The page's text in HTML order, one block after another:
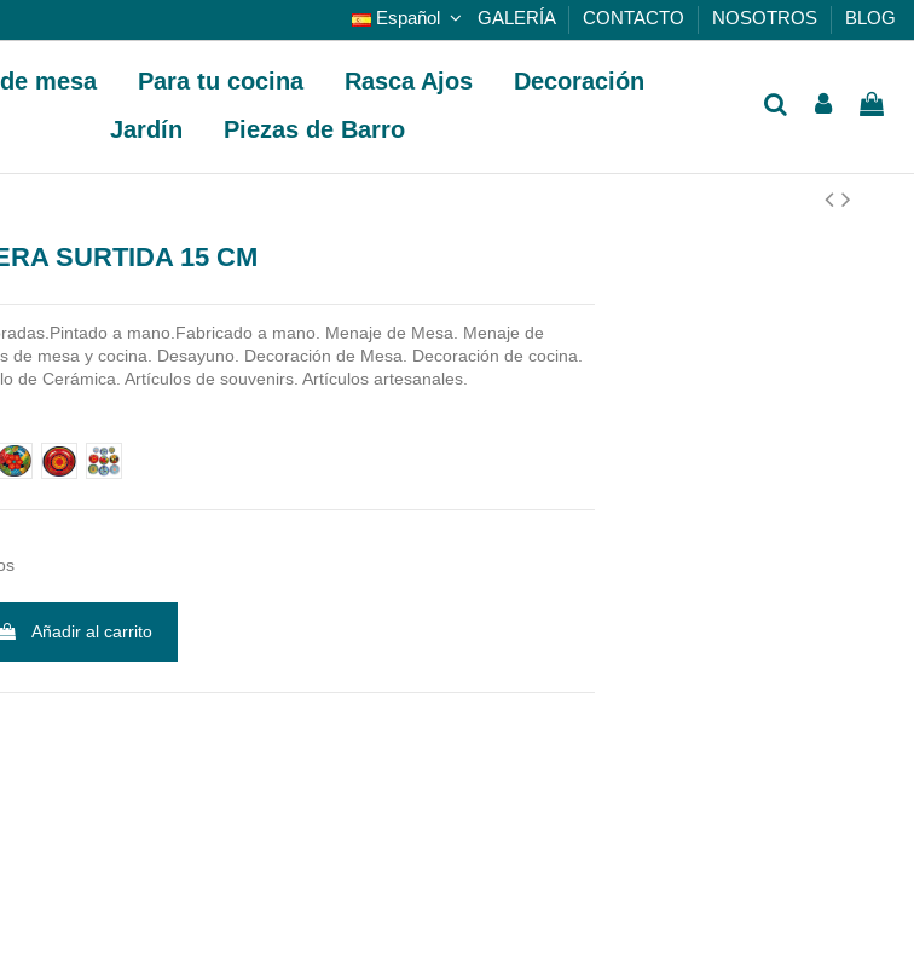
Español GALERÍA CONTACTO NOSOTROS BLOG
mesa Para tu cocina Rasca Ajos
Decoración
Jardín
Piezas de Barro
SURTIDA 15 CM
a mano.Fabricado a mano.
Menaje de Mesa. Menaje de
de mesa y cocina. Desayuno. Decoración de Mesa. Decoración de cocina.
de Cerámica. Artículos de souvenirs. Artículos artesanales.
3
Diseño 4Diseño 5Diseño 6
Añadir al carrito